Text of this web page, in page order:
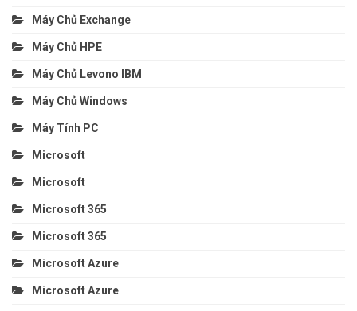
Máy Chủ Exchange
Máy Chủ HPE
Máy Chủ Levono IBM
Máy Chủ Windows
Máy Tính PC
Microsoft
Microsoft
Microsoft 365
Microsoft 365
Microsoft Azure
Microsoft Azure